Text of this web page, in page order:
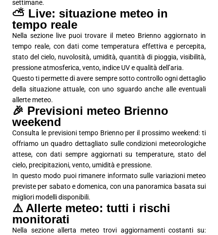
settimane.
⛅ Live: situazione meteo in
tempo reale
Nella sezione live puoi trovare il meteo Brienno aggiornato in
tempo reale, con dati come temperatura effettiva e percepita,
stato del cielo, nuvolosità, umidità, quantità di pioggia, visibilità,
pressione atmosferica, vento, indice UV e qualità dell’aria.
Questo ti permette di avere sempre sotto controllo ogni dettaglio
della situazione attuale, con uno sguardo anche alle eventuali
allerte meteo.
🎉 Previsioni meteo Brienno
weekend
Consulta le previsioni tempo Brienno per il prossimo weekend: ti
offriamo un quadro dettagliato sulle condizioni meteorologiche
attese, con dati sempre aggiornati su temperature, stato del
cielo, precipitazioni, vento, umidità e pressione.
In questo modo puoi rimanere informato sulle variazioni meteo
previste per sabato e domenica, con una panoramica basata sui
migliori modelli disponibili.
⚠️ Allerte meteo: tutti i rischi
monitorati
Nella sezione allerta meteo trovi aggiornamenti costanti su: